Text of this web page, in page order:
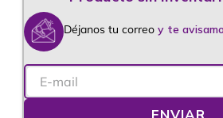
Déjanos tu correo y te
ENVIAR